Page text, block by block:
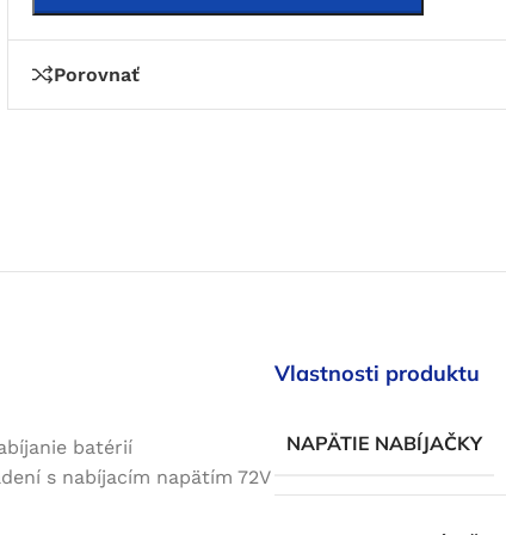
Porovnať
batérií
s nabíjacím napätím 72V
Vlastnosti produktu
NAPÄTIE NABÍJAČKY